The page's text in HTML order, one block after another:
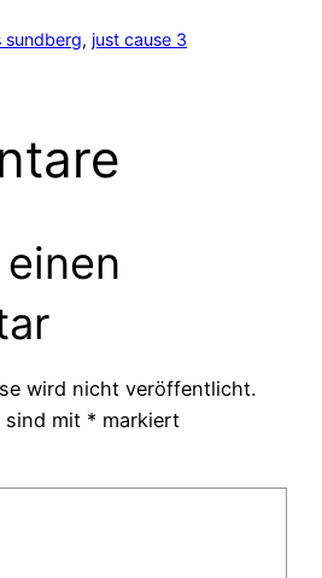
sundberg, just cause 3
wird nicht veröffentlicht.
sind mit * markiert